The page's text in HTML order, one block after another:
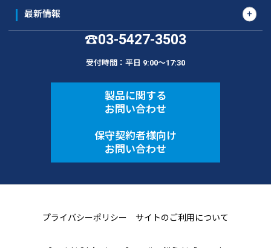
☎03-5427-3503
受付時間：平日 9:00〜17:30
製品に関する
お問い合わせ
保守契約者様向け
お問い合わせ
最新情報
プライバシーポリシー サイトのご利用について